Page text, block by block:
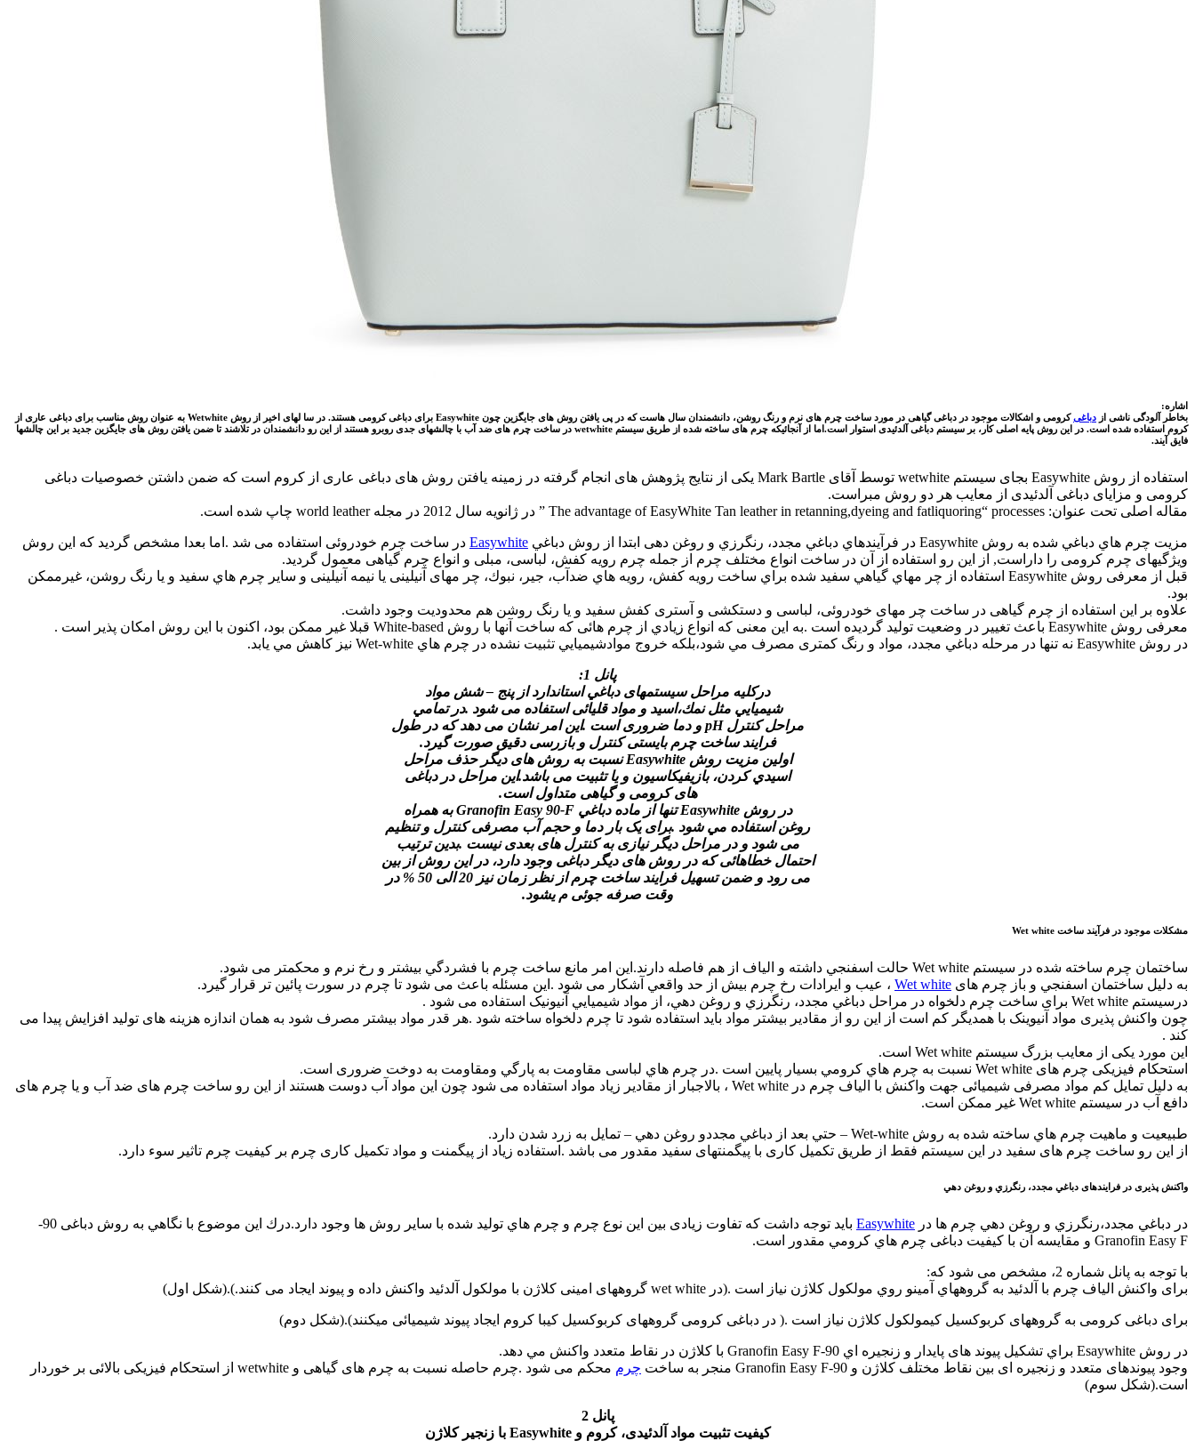
اشاره:
بخاطر آلودگی ناشی از دباغی
کرومی و اشکالات موجود در دباغی گیاهی در مورد ساخت چرم های نرم و رنگ روشن، دانشمندان سال هاست که در پی یافتن روش های جایگزین چون Easywhite برای دباغی کرومی هستند. در سا لهای اخیر از روش Wetwhite به عنوان روش مناسب برای دباغی عاری از
کروم استفاده شده است. در این روش پایه اصلی کار، بر سیستم دباغی آلدئیدی استوار است.اما از آنجائیکه چرم های ساخته شده از طریق سیستم wetwhite در ساخت چرم های ضد آب با چالشهای جدی روبرو هستند از این رو دانشمندان در تلاشند تا ضمن یافتن روش های جایگزین جدید بر این چالشها
فایق آیند.
استفاده از روش Easywhite بجای سیستم wetwhite توسط آقای Mark Bartle یکی از نتایج پژوهش های انجام گرفته در زمینه یافتن روش های دباغی عاری از کروم است که ضمن داشتن خصوصیات دباغی
کرومی و مزایای دباغی آلدئیدی از معایب هر دو روش مبراست.
مقاله اصلی تحت عنوان: The advantage of EasyWhite Tan leather in retanning,dyeing and fatliquoring“ processes ” در ژانویه سال 2012 در مجله world leather چاپ شده است.
مزيت چرم هاي دباغي شده به روش Easywhite در فرآيندهاي دباغي مجدد، رنگرزي و روغن دهی ابتدا از روش دباغي Easywhite در ساخت چرم خودروئی استفاده می شد .اما بعدا مشخص گردید که این روش
ويژگيهای چرم كرومی را داراست, از این رو استفاده از آن در ساخت انواع مختلف چرم از جمله چرم رویه کفش، لباسی، مبلی و انواع چرم گیاهی معمول گردید.
قبل از معرفی روش Easywhite استفاده از چر مهاي گياهي سفيد شده براي ساخت رويه كفش، رويه هاي ضدآب، جير، نبوك، چر مهای آنيلينی يا نيمه آنيلينی و سایر چرم هاي سفيد و یا رنگ روشن، غيرممكن
بود.
علاوه بر این استفاده از چرم گیاهی در ساخت چر مهای خودروئی، لباسی و دستکشی و آستری کفش سفید و یا رنگ روشن هم محدودیت وجود داشت.
معرفی روش Easywhite باعث تغيير در وضعيت توليد گرديده است .به این معنی که انواع زيادي از چرم هائی كه ساخت آنها با روش White-based قبلا غير ممكن بود، اكنون با اين روش امكان پذير است .
در روش Easywhite نه تنها در مرحله دباغي مجدد، مواد و رنگ کمتری مصرف مي شود،بلكه خروج موادشيميايي تثبيت نشده در چرم هاي Wet-white نيز كاهش مي يابد.
پانل 1:
دركليه مراحل سيستمهای دباغي استاندارد از پنج – شش مواد
شيميايي مثل نمك،اسيد و مواد قلیائی استفاده می شود .در تمامي
مراحل كنترل pH و دما ضروری است .این امر نشان می دهد که در طول
فرایند ساخت چرم بایستی کنترل و بازرسی دقیق صورت گیرد.
اولين مزيت روش Easywhite نسبت به روش های دیگر حذف مراحل
اسيدي کردن، بازیفیکاسیون و يا تثبيت می باشد.این مراحل در دباغی
های کرومی و گیاهی متداول است.
در روش Easywhite تنها از ماده دباغي Granofin Easy 90-F به همراه
روغن استفاده مي شود .برای یک بار دما و حجم آب مصرفی کنترل و تنظیم
می شود و در مراحل دیگر نیازی به کنترل های بعدی نیست .بدین ترتیب
احتمال خطاهائی که در روش های دیگر دباغی وجود دارد، در این روش از بین
می رود و ضمن تسهیل فرایند ساخت چرم از نظر زمان نیز 20 الی 50 % در
وقت صرفه جوئی م یشود.
مشكلات موجود در فرآيند ساخت Wet white
ساختمان چرم ساخته شده در سيستم Wet white حالت اسفنجي داشته و الیاف از هم فاصله دارند.اين امر مانع ساخت چرم با فشردگي بيشتر و رخ نرم و محكمتر می شود.
به دليل ساختمان اسفنجي و باز چرم های Wet white ، عیب و ایرادات رخ چرم بيش از حد واقعي آشکار می شود .این مسئله باعث می شود تا چرم در سورت پائین تر قرار گیرد.
درسیستم Wet white برای ساخت چرم دلخواه در مراحل دباغي مجدد، رنگرزي و روغن دهي، از مواد شيميايي آنیونیک استفاده می شود .
چون واکنش پذیری مواد آنیوینک با همدیگر کم است از این رو از مقادیر بیشتر مواد باید استفاده شود تا چرم دلخواه ساخته شود .هر قدر مواد بیشتر مصرف شود به همان اندازه هزینه های تولید افزایش پیدا می
کند .
این مورد یکی از معایب بزرگ سیستم Wet white است.
استحكام فيزیكی چرم های Wet white نسبت به چرم هاي كرومي بسيار پايين است .در چرم هاي لباسی مقاومت به پارگي ومقاومت به دوخت ضروری است.
به دليل تمایل کم مواد مصرفی شیمیائی جهت واکنش با الیاف چرم در Wet white ، بالاجبار از مقادیر زیاد مواد استفاده می شود چون این مواد آب دوست هستند از این رو ساخت چرم های ضد آب و یا چرم های
دافع آب در سیستم Wet white غیر ممکن است.
طبيعيت و ماهیت چرم هاي ساخته شده به روش Wet-white – حتي بعد از دباغي مجددو روغن دهي – تمایل به زرد شدن دارد.
از این رو ساخت چرم های سفید در این سیستم فقط از طریق تکمیل کاری با پیگمنتهای سفید مقدور می باشد .استفاده زیاد از پیگمنت و مواد تکمیل کاری چرم بر کیفیت چرم تاثیر سوء دارد.
واكنش پذیری در فرایندهای دباغي مجدد، رنگرزي و روغن دهي
در دباغي مجدد،رنگرزي و روغن دهي چرم ها در Easywhite
باید توجه داشت که تفاوت زیادی بین اين نوع چرم و چرم هاي توليد شده با ساير روش ها وجود دارد.درك اين موضوع با نگاهي به روش دباغی 90-
Granofin Easy F و مقایسه آن با کیفیت دباغی چرم هاي كرومي مقدور است.
با توجه به پانل شماره 2، مشخص می شود که:
برای واکنش الیاف چرم با آلدئید به گروههاي آمينو روي مولكول كلاژن نیاز است .(در wet white گروههای امینی کلاژن با مولکول آلدئید واکنش داده و پیوند ایجاد می کنند.).(شکل اول)
برای دباغی کرومی به گروههای کربوکسیل کیمولکول کلاژن نیاز است .( در دباغی کرومی گروههای کربوکسیل کیبا کروم ایجاد پیوند شیمیائی میکنند).(شکل دوم)
در روش Esaywhite براي تشكيل پیوند های پايدار و زنجيره اي 90-Granofin Easy F با کلاژن در نقاط متعدد واكنش مي دهد.
وجود پیوندهای متعدد و زنجیره ای بین نقاط مختلف کلاژن و 90-Granofin Easy F منجر به ساخت
چرم
محکم می شود .چرم حاصله نسبت به چرم های گیاهی و wetwhite از استحکام فیزیکی بالائی بر خوردار
است.(شکل سوم)
پانل 2
کیفیت تثبیت مواد آلدئیدی، کروم و Easywhite با زنجیر کلاژن